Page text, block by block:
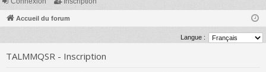
u
s
cri
pti
Accueil du forum
Langue :
TALMMQSR - Inscription